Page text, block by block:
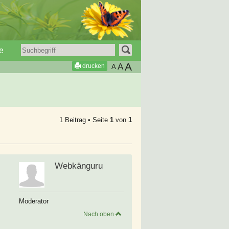
drucken A AA
1 Beitrag • Seite 1 von 1
Webkänguru
Moderator
Nach oben